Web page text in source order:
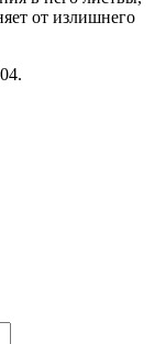
от излишнего
.